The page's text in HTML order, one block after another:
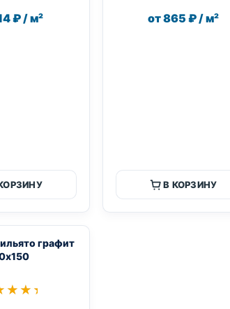
₽ / м²
от 865 ₽ / м²
В КОРЗИНУ
графит